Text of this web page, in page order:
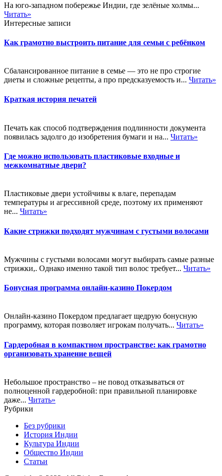
На юго-западном побережье Индии, где зелёные холмы...
Читать»
Интересные записи
Как грамотно выстроить питание для семьи с ребёнком
Сбалансированное питание в семье — это не про строгие
диеты и сложные рецепты, а про предсказуемость и... Читать»
Краткая история печатей
Печать как способ подтверждения подлинности документа
появилась задолго до изобретения бумаги и на... Читать»
Где можно использовать пластиковые входные и
межкомнатные двери?
Пластиковые двери устойчивы к влаге, перепадам
температуры и агрессивной среде, поэтому их применяют
не... Читать»
Какие стрижки подходят мужчинам с густыми волосами
Мужчины с густыми волосами могут выбирать самые разные
стрижки,. Однако именно такой тип волос требует... Читать»
Бонусная программа онлайн-казино Покердом
Онлайн-казино Покердом предлагает щедрую бонусную
программу, которая позволяет игрокам получать... Читать»
Гардеробная в компактном пространстве: как грамотно
организовать хранение вещей
Небольшое пространство – не повод отказываться от
полноценной гардеробной: при правильной планировке
даже... Читать»
Рубрики
Без рубрики
История Индии
Культура Индии
Общество Индии
Статьи